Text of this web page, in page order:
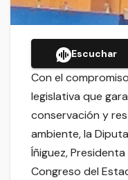
Escuchar
Con el
legislativa que
conservación y
ambiente, la
Íñiguez,
Congreso del